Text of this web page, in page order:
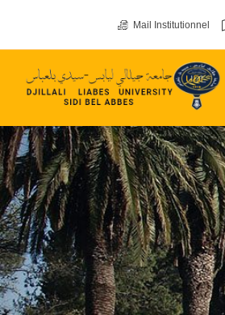
Mail Institutionnel